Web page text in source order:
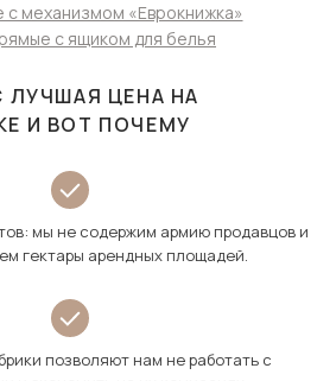
механизмом «Еврокнижка»
с ящиком для белья
ЛУЧШАЯ ЦЕНА НА
И ВОТ ПОЧЕМУ
мы не содержим армию продавцов и
гектары арендных площадей.
позволяют нам не работать с